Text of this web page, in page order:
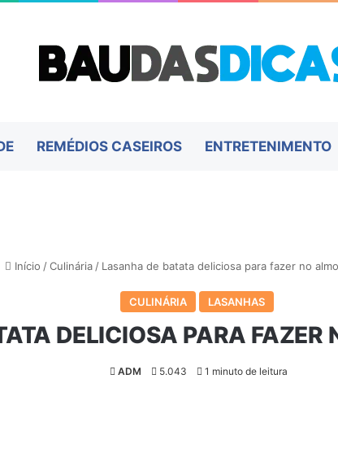
REMÉDIOS CASEIROS ENTRETENIMENTO
Início / Culinária / Lasanha de batata deliciosa para fazer no
CULINÁRIA LASANHAS
DELICIOSA PARA FAZER
ADM 5.043 1 minuto de leitura